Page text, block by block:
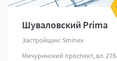
Шуваловский Prima
Застройщик: Sminex
Мичуринский проспект, вл. 27Б